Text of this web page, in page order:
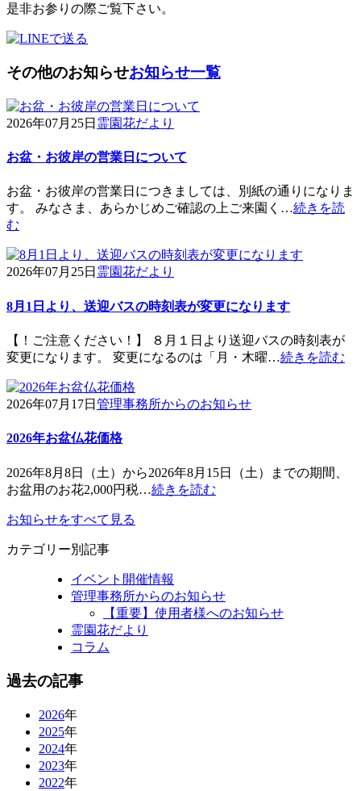
是非お参りの際ご覧下さい。
その他のお知らせお知らせ一覧
2026年07月25日 霊園花だより
お盆・お彼岸の営業日について
お盆・お彼岸の営業日につきましては、別紙の通りになりま
す。 みなさま、あらかじめご確認の上ご来園く…続きを読
む
2026年07月25日 霊園花だより
8月1日より、送迎バスの時刻表が変更になります
【！ご注意ください！】 ８月１日より送迎バスの時刻表が
変更になります。 変更になるのは「月・木曜…続きを読む
2026年07月17日 管理事務所からのお知らせ
2026年お盆仏花価格
2026年8月8日（土）から2026年8月15日（土）までの期間、
お盆用のお花2,000円税…続きを読む
お知らせをすべて見る
カテゴリー別記事
イベント開催情報
管理事務所からのお知らせ
【重要】使用者様へのお知らせ
霊園花だより
コラム
過去の記事
2026年
2025年
2024年
2023年
2022年